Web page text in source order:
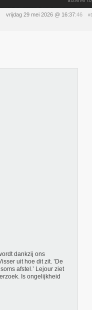
vrijdag 29 mei 2026 @ 16:37:46
dankzij ons
uit hoe dit zit. ’De
afstel.’ Lejour ziet
Is ongelijkheid